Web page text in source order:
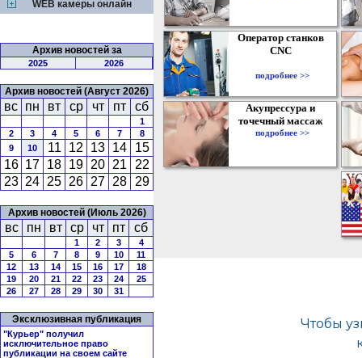
WEB камеры онлайн
Архив новостей за
2025 2026
Архив новостей (Август 2026)
вс пн вт ср чт пт сб
1
2
3 4 5 6 7
8
9
10 11 12 13 14
15
16 17 18 19 20 21
22
23 24 25 26 27 28 29
Архив новостей (Июль 2026)
вс пн вт ср чт пт сб
1 2 3
4
5
6 7 8 9 10
11
12
13 14 15 16 17
18
19
20 21 22 23 24
25
26
27 28 29 30 31
Эксклюзивная публикация
"Курьер" получил
исключительное право
публикации на своем сайте
Оператор станков
CNC
подробнее >>
Акупрессура и
точечный массаж
подробнее >>